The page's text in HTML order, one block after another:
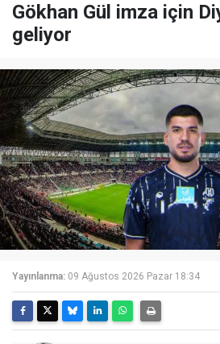
Gökhan Gül imza için
geliyor
Yayınlanma: 09 Ağustos 2026 Pazar 18:34